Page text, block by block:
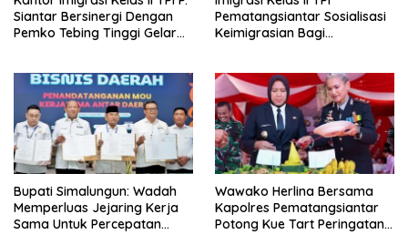
Siantar Bersinergi Dengan
Pemko Tebing Tinggi Gelar
Pematangsiantar Sosialisasi
Keimigrasian Bagi
Bupati Simalungun: Wadah
Memperluas Jejaring Kerja
Sama Untuk Percepatan
Wawako Herlina Bersama
Kapolres Pematangsiantar
Potong Kue Tart Peringatan